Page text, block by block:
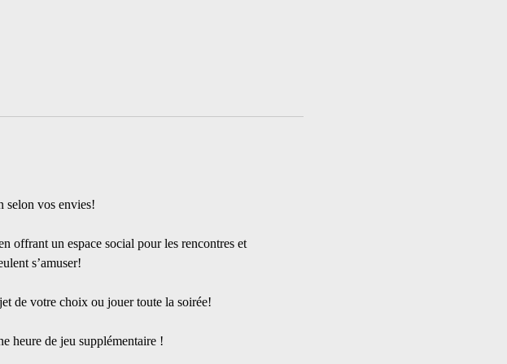
selon vos envies!
offrant un espace social pour les rencontres et
s’amuser!
de votre choix ou jouer toute la soirée!
heure de jeu supplémentaire !